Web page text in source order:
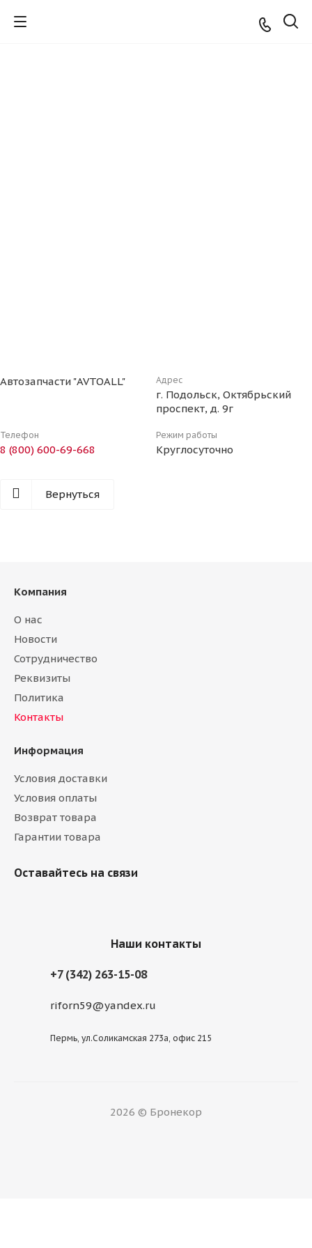
Автозапчасти "AVTOALL" Адрес
г. Подольск, Октябрьский
проспект, д. 9г
Телефон
8 (800) 600-69-668
Режим работы
Круглосуточно
Вернуться
Компания
О нас
Новости
Сотрудничество
Реквизиты
Политика
Контакты
Информация
Условия доставки
Условия оплаты
Возврат товара
Гарантии товара
Оставайтесь на связи
Наши контакты
+7 (342) 263-15-08
riforn59@yandex.ru
Пермь, ул.Соликамская 273а, офис 215
2026 © Бронекор